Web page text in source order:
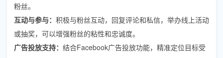
粉丝。
互动与参与： 积极与粉丝互动，回复评论和私信，举办线上活动
或抽奖，可以增强粉丝的粘性和忠诚度。
广告投放支持： 结合Facebook广告投放功能，精准定位目标受